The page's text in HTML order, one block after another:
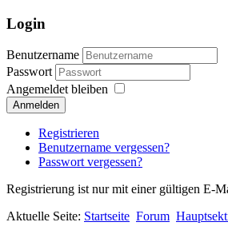
Login
Benutzername
Passwort
Angemeldet bleiben
Anmelden
Registrieren
Benutzername vergessen?
Passwort vergessen?
Registrierung ist nur mit einer gültigen E-
Aktuelle Seite: Startseite Forum